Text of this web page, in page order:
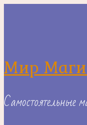
Мир
Самостоятельные